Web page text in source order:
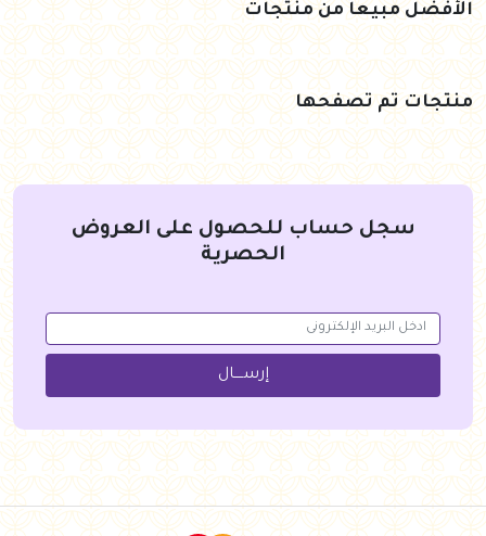
الأفضل مبيعاً من منتجات
منتجات تم تصفحها
سجل حساب للحصول على العروض
الحصرية
إرســــال